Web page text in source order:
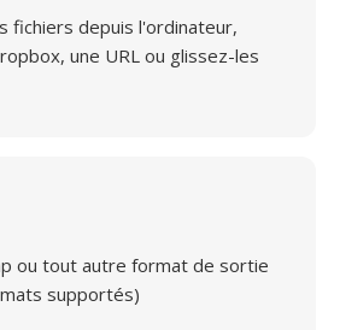
fichiers depuis l'ordinateur,
une URL ou glissez-les
ou tout autre format de sortie
supportés)